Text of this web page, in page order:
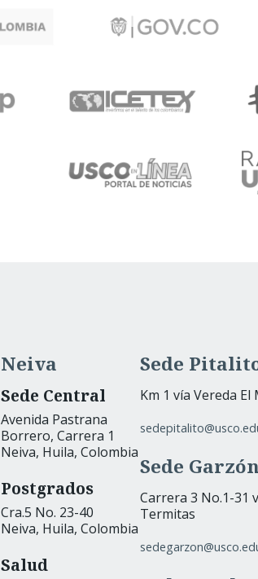
Neiva
Sede Central
Avenida Pastrana
Borrero, Carrera 1
Neiva, Huila, Colombia
Postgrados
Cra.5 No. 23-40
Neiva, Huila, Colombia
Salud
Sede
Km 1 vía Vereda El
Sede Garzón
Carrera 3 No.1-31
Termitas